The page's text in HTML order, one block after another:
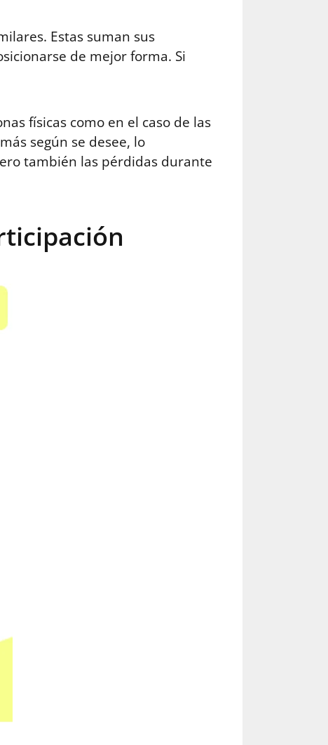
Estas suman sus
de mejor forma. Si
físicas como en el caso de las
según se desee, lo
también las pérdidas durante